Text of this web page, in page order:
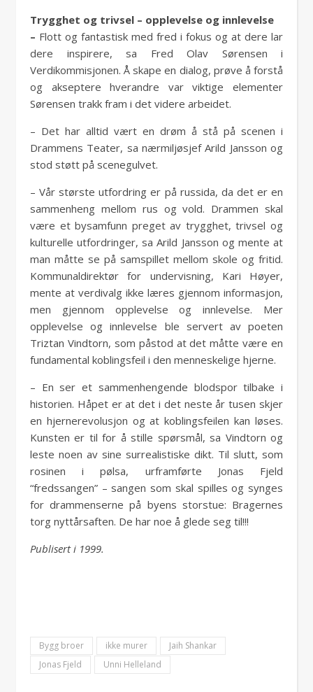
Trygghet og trivsel – opplevelse og innlevelse
– Flott og fantastisk med fred i fokus og at dere lar
dere inspirere, sa Fred Olav Sørensen i
Verdikommisjonen. Å skape en dialog, prøve å forstå
og akseptere hverandre var viktige elementer
Sørensen trakk fram i det videre arbeidet.
– Det har alltid vært en drøm å stå på scenen i
Drammens Teater, sa nærmiljøsjef Arild Jansson og
stod støtt på scenegulvet.
– Vår største utfordring er på russida, da det er en
sammenheng mellom rus og vold. Drammen skal
være et bysamfunn preget av trygghet, trivsel og
kulturelle utfordringer, sa Arild Jansson og mente at
man måtte se på samspillet mellom skole og fritid.
Kommunaldirektør for undervisning, Kari Høyer,
mente at verdivalg ikke læres gjennom informasjon,
men gjennom opplevelse og innlevelse. Mer
opplevelse og innlevelse ble servert av poeten
Triztan Vindtorn, som påstod at det måtte være en
fundamental koblingsfeil i den menneskelige hjerne.
– En ser et sammenhengende blodspor tilbake i
historien. Håpet er at det i det neste år tusen skjer
en hjernerevolusjon og at koblingsfeilen kan løses.
Kunsten er til for å stille spørsmål, sa Vindtorn og
leste noen av sine surrealistiske dikt. Til slutt, som
rosinen i pølsa, urframførte Jonas Fjeld
“fredssangen” – sangen som skal spilles og synges
for drammenserne på byens storstue: Bragernes
torg nyttårsaften. De har noe å glede seg til!!!
Publisert i 1999.
Bygg broer ikke murer
Jaih Shankar
Jonas Fjeld
Unni Helleland